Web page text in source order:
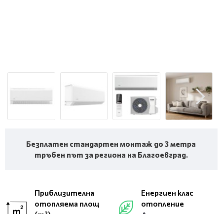
Приблизителна
отопляема площ
Енергиен клас
отопление
Безплатен стандартен монтаж до 3 метра
тръбен път за региона на Благоевград.